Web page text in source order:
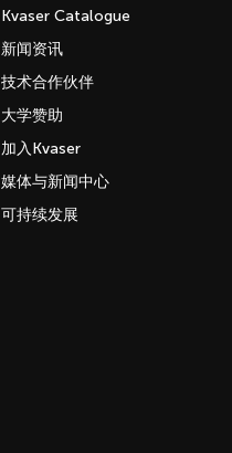
Kvaser Catalogue
新闻资讯
技术合作伙伴
大学赞助
加入Kvaser
媒体与新闻中心
可持续发展